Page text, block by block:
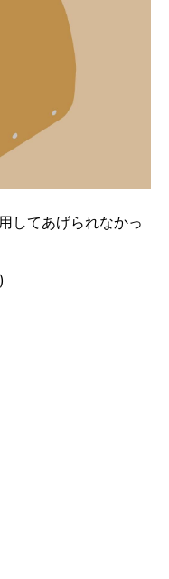
してあげられなかっ